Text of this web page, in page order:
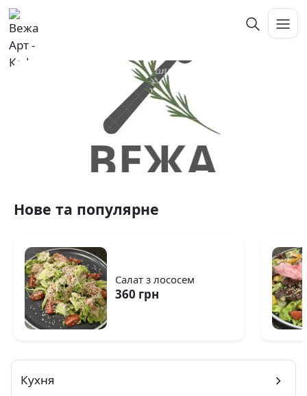
Нове та популярне
Салат з лососем
360 грн
Кухня